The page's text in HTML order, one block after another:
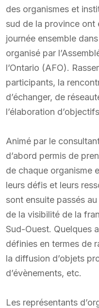
des organismes et
sud de la province ont
journée ensemble
organisé par
l’Ontario (AFO).
participants, la
d’échanger, de
l’élaboration
Animé par le
d’abord permis de
de chaque organisme
leurs défis et leurs
sont ensuite passés
de la visibilité de la
Sud-Ouest. Quelques
définies en termes de
la diffusion d’objets
d’évènements, etc.
Les représentants